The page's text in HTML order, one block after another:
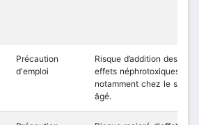
Précaution
d'emploi
Risque d’addition des
effets néphrotoxiques,
notamment chez le sujet
âgé.